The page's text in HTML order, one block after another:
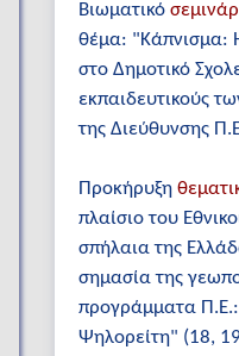
Βιωματικό
θέμα: "Κάπνισμα:
στο Δημοτικό
εκπαιδευτικούς
της Διεύθυνσης
Προκήρυξη
πλαίσιο του
σπήλαια της
σημασία της
προγράμματα
Ψηλορείτη" (18,